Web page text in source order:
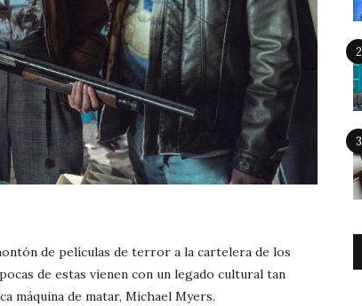
de películas de terror a la cartelera de los
de estas vienen con un legado cultural tan
máquina de matar, Michael Myers.
2
3